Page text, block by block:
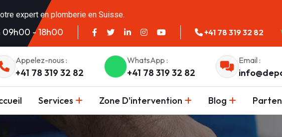
expert en plomberie en Suisse.
09h00 - 18h00 +41 78 319 32 82
Appelez-nous :
+41 78 319 32 82
WhatsApp :
+41 78 319 32 82
Email :
Services Zone D'intervention Blog